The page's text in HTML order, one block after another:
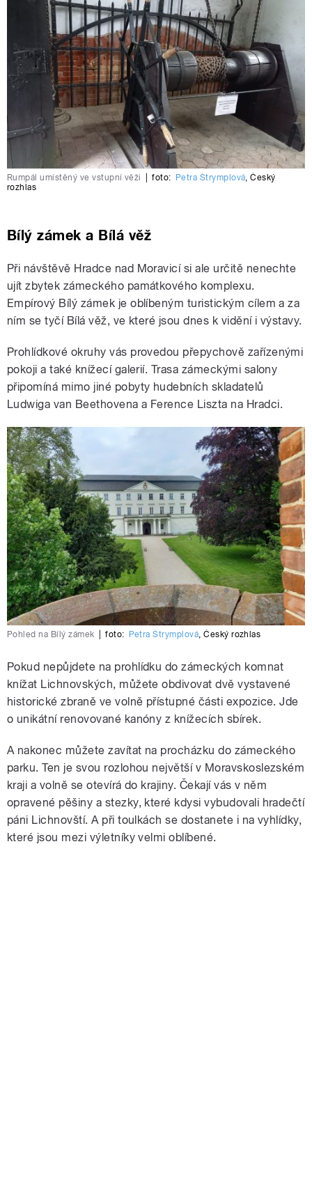
Rumpál umístěný ve vstupní věži foto: Petra Štrymplová ,Český
rozhlas
Bílý zámek a Bílá věž
Při návštěvě Hradce nad Moravicí si ale určitě nenechte
ujít zbytek zámeckého památkového komplexu.
Empírový Bílý zámek je oblíbeným turistickým cílem a za
ním se tyčí Bílá věž, ve které jsou dnes k vidění i výstavy.
Prohlídkové okruhy vás provedou přepychově zařízenými
pokoji a také knížecí galerií. Trasa zámeckými salony
připomíná mimo jiné pobyty hudebních skladatelů
Ludwiga van Beethovena a Ference Liszta na Hradci.
Pohled na Bílý zámek foto: Petra Štrymplová,Český rozhlas
Pokud nepůjdete na prohlídku do zámeckých komnat
knížat Lichnovských, můžete obdivovat dvě vystavené
historické zbraně ve volně přístupné části expozice. Jde
o unikátní renovované kanóny z knížecích sbírek.
A nakonec můžete zavítat na procházku do zámeckého
parku. Ten je svou rozlohou největší v Moravskoslezském
kraji a volně se otevírá do krajiny. Čekají vás v něm
opravené pěšiny a stezky, které kdysi vybudovali hradečtí
páni Lichnovští. A při toulkách se dostanete i na vyhlídky,
které jsou mezi výletníky velmi oblíbené.